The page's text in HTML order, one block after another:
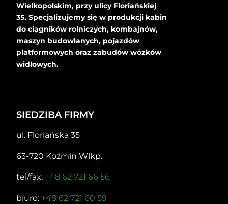
Wielkopolskim, przy ulicy Floriańskiej
35. Specjalizujemy się w produkcji kabin
do ciągników rolniczych, kombajnów,
maszyn budowlanych, pojazdów
platformowych oraz zabudów wózków
widłowych.
SIEDZIBA FIRMY
ul. Floriańska 35
63-720 Koźmin Wlkp.
tel/fax: +48 62 721 66 56
biuro: +48 62 721 60 59